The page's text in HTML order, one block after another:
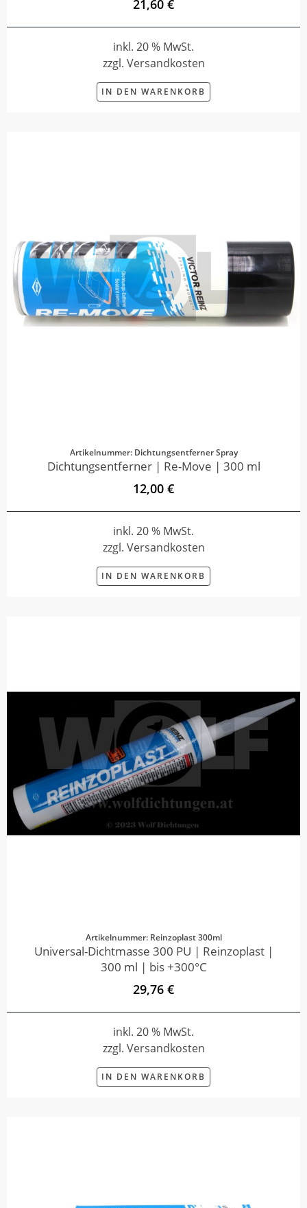
21,60 €
inkl. 20 % MwSt.
zzgl. Versandkosten
IN DEN WARENKORB
Artikelnummer: Dichtungsentferner Spray
Dichtungsentferner | Re-Move | 300 ml
12,00 €
inkl. 20 % MwSt.
zzgl. Versandkosten
IN DEN WARENKORB
Artikelnummer: Reinzoplast 300ml
Universal-Dichtmasse 300 PU | Reinzoplast |
300 ml | bis +300°C
29,76 €
inkl. 20 % MwSt.
zzgl. Versandkosten
IN DEN WARENKORB